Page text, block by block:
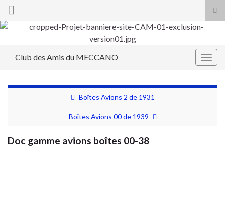
Search for:
Club des Amis du MECCANO
Boîtes Avions 2 de 1931
Boîtes Avions 00 de 1939
Doc gamme avions boîtes 00-38